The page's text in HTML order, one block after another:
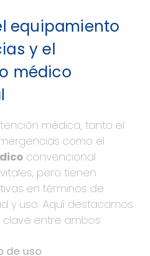
equipamiento
y el
médico
médica, tanto el
como el
convencional
pero tienen
en términos de
y uso. Aquí destacamos
entre ambos:
de uso